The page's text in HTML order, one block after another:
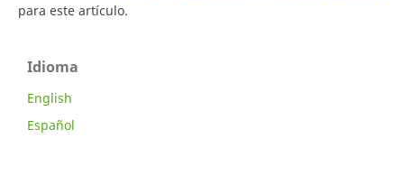
para este artículo.
Idioma
English
Español